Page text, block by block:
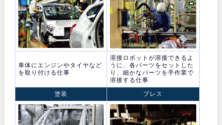
車体にエンジンやタイヤなど
を取り付ける仕事
溶接ロボットが溶接できるよ
うに、各パーツをセットした
り、細かなパーツを手作業で
溶接する仕事
塗装
プレス